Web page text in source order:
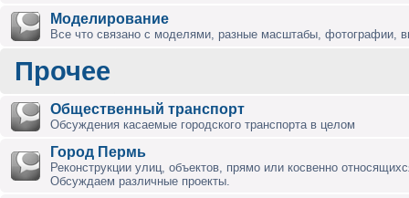
Моделирование
Все что связано с моделями, разные масштабы, фотографии,
Прочее
Общественный транспорт
Обсуждения касаемые городского транспорта в целом
Город Пермь
Реконструкции улиц, объектов, прямо или косвенно
Обсуждаем различные проекты.